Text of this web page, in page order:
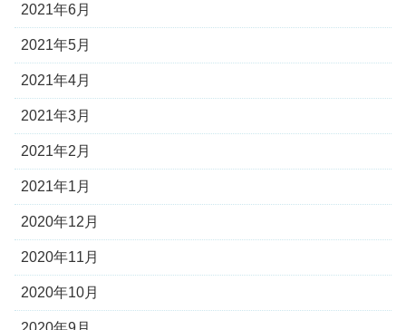
2021年6月
2021年5月
2021年4月
2021年3月
2021年2月
2021年1月
2020年12月
2020年11月
2020年10月